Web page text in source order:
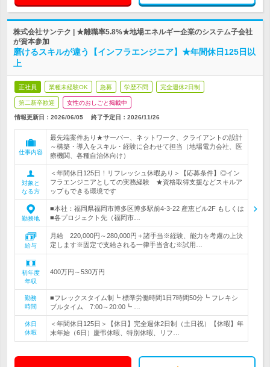
株式会社サンテク | ★離職率5.8%★地場エネルギー企業のシステム子会社
が資本参加
磨けるスキルが違う【インフラエンジニア】★年間休日125日以
上
正社員 業種未経験OK 急募 学歴不問 完全週休2日制
第二新卒歓迎 女性のおしごと掲載中
情報更新日：2026/06/05 終了予定日： 2026/11/26
仕事内容
最先端案件あり★サーバー、ネットワーク、クライアントの設計
～構築・導入をスキル・経験に合わせて担当（地場電力会社、医
療機関、各種自治体向け）
対象と
なる方
＜年間休日125日！リフレッシュ休暇あり＞【応募条件】◎イン
フラエンジニアとしての実務経験 ★資格取得支援などスキルア
ップもできる環境です
勤務地
■本社：福岡県福岡市博多区博多駅前4-3-22 産恵ビル2F もしくは
■各プロジェクト先（福岡市…
給与
月給 220,000円～280,000円＋諸手当※経験、能力を考慮の上決
定します※固定で支給される一律手当含む※試用…
初年度
年収
400万円～530万円
勤務
時間
■フレックスタイム制┗ 標準労働時間1日7時間50分┗ フレキシ
ブルタイム 7:00～20:00┗ …
休日
休暇
＜年間休日125日＞【休日】完全週休2日制（土日祝）【休暇】年
末年始（6日）慶弔休暇、特別休暇、リフ…